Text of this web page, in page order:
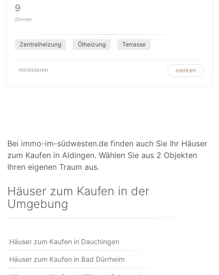
9
Zimmer
Zentralheizung Ölheizung Terrasse
minimieren merken
Bei immo-im-südwesten.de finden auch Sie Ihr Häuser
zum Kaufen in Aldingen. Wählen Sie aus 2 Objekten
Ihren eigenen Traum aus.
Häuser zum Kaufen in der
Umgebung
Häuser zum Kaufen in Dauchingen
Häuser zum Kaufen in Bad Dürrheim